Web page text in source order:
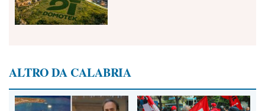
ALTRO DA CALABRIA